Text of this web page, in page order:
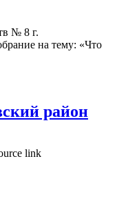
№ 8 г.
на тему: «Что
район
link